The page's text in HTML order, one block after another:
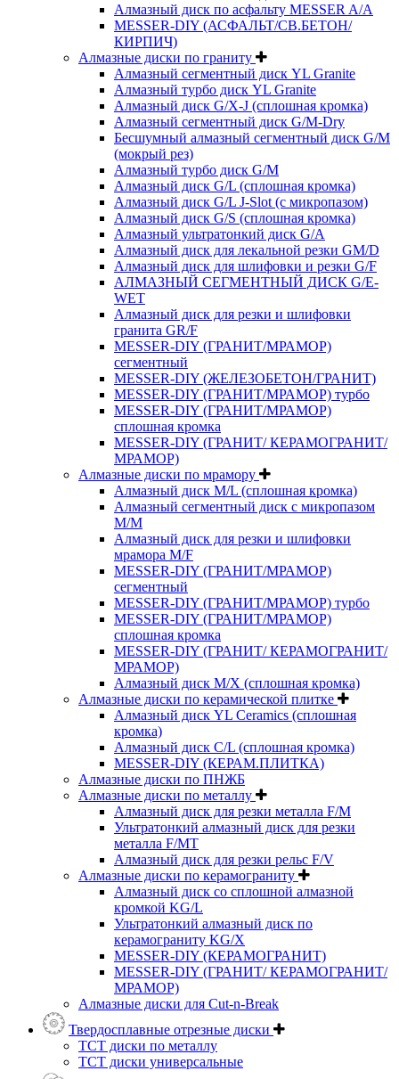
Алмазный диск по асфальту MESSER A/A
MESSER-DIY (АСФАЛЬТ/СВ.БЕТОН/
КИРПИЧ)
Алмазные диски по граниту
Алмазный сегментный диск YL Granite
Алмазный турбо диск YL Granite
Алмазный диск G/X-J (сплошная кромка)
Алмазный сегментный диск G/M-Dry
Бесшумный алмазный сегментный диск G/M
(мокрый рез)
Алмазный турбо диск G/M
Алмазный диск G/L (сплошная кромка)
Алмазный диск G/L J-Slot (с микропазом)
Алмазный диск G/S (сплошная кромка)
Алмазный ультратонкий диск G/A
Алмазный диск для лекальной резки GM/D
Алмазный диск для шлифовки и резки G/F
АЛМАЗНЫЙ СЕГМЕНТНЫЙ ДИСК G/E-
WET
Алмазный диск для резки и шлифовки
гранита GR/F
MESSER-DIY (ГРАНИТ/МРАМОР)
сегментный
MESSER-DIY (ЖЕЛЕЗОБЕТОН/ГРАНИТ)
MESSER-DIY (ГРАНИТ/МРАМОР) турбо
MESSER-DIY (ГРАНИТ/МРАМОР)
сплошная кромка
MESSER-DIY (ГРАНИТ/ КЕРАМОГРАНИТ/
МРАМОР)
Алмазные диски по мрамору
Алмазный диск M/L (сплошная кромка)
Алмазный сегментный диск с микропазом
M/M
Алмазный диск для резки и шлифовки
мрамора M/F
MESSER-DIY (ГРАНИТ/МРАМОР)
сегментный
MESSER-DIY (ГРАНИТ/МРАМОР) турбо
MESSER-DIY (ГРАНИТ/МРАМОР)
сплошная кромка
MESSER-DIY (ГРАНИТ/ КЕРАМОГРАНИТ/
МРАМОР)
Алмазный диск M/X (сплошная кромка)
Алмазные диски по керамической плитке
Алмазный диск YL Ceramics (сплошная
кромка)
Алмазный диск C/L (сплошная кромка)
MESSER-DIY (КЕРАМ.ПЛИТКА)
Алмазные диски по ПНЖБ
Алмазные диски по металлу
Алмазный диск для резки металла F/M
Ультратонкий алмазный диск для резки
металла F/MT
Алмазный диск для резки рельс F/V
Алмазные диски по керамограниту
Алмазный диск со сплошной алмазной
кромкой KG/L
Ультратонкий алмазный диск по
керамограниту KG/X
MESSER-DIY (КЕРАМОГРАНИТ)
MESSER-DIY (ГРАНИТ/ КЕРАМОГРАНИТ/
МРАМОР)
Алмазные диски для Cut-n-Break
Твердосплавные отрезные диски
ТСТ диски по металлу
ТСТ диски универсальные